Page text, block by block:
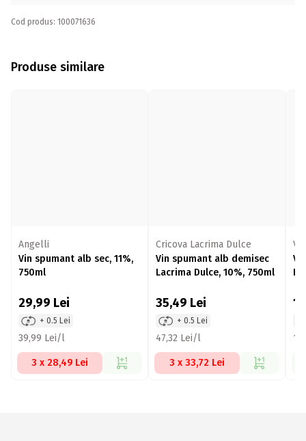
Cod produs: 100071636
Produse similare
Angelli
Vin spumant alb sec, 11%,
750ml
29,99 Lei
+ 0.5 Lei
39,99 Lei/l
3 x 28,49 Lei
Cricova Lacrima Dulce
Vin spumant alb demisec
Lacrima Dulce, 10%, 750ml
35,49 Lei
+ 0.5 Lei
47,32 Lei/l
3 x 33,72 Lei